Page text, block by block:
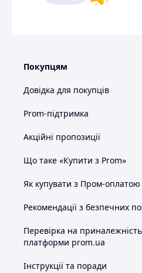
Покупцям
Довідка для покупців
Prom-підтримка
Акційні пропозиції
Що таке «Купити з Prom»
Як купувати з Пром-оплатою
Рекомендації з безпечних
Перевірка на
платформи prom.ua
Інструкції та поради